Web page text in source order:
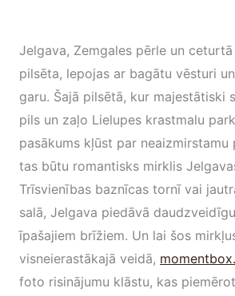
Jelgava, Zemgales pērle un
pilsēta, lepojas ar bagātu vēsturi
garu. Šajā pilsētā, kur majestātiski
pils un zaļo Lielupes krastmalu
pasākums kļūst par neaizmirstamu
tas būtu romantisks mirklis
Trīsvienības baznīcas tornī vai
salā, Jelgava piedāvā
īpašajiem brīžiem. Un lai šos
visneierastākajā veidā,
foto risinājumu klāstu, kas